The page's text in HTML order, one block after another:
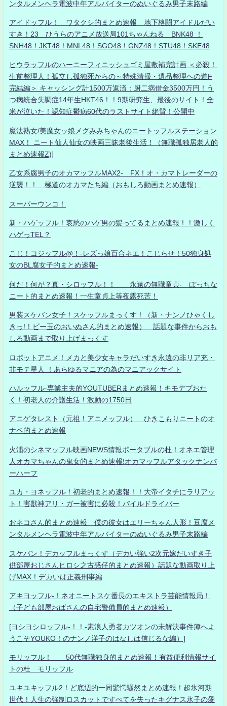
ンタルメンヘラ電波中年アルバイターのぬいぐるみ男子末路編
アイドッフル！ ワタクシ的まとめ速報 地下格闘アイドルだい
すき！23 ひうらのアニメ放送局101ちゃんねる BNK48 ！
SNH48！JKT48！MNL48！SGO48！GNZ48！STU48！SKE48
ヒウラッフルのハーニーフィニッシュゴミ屋敷補完計画 ＜必殺！
生前整理人！孤立し孤独死からの～特殊清掃・遺品整理への道F
完結編＞ キャッシング計1500万返済：厨二病借金3500万円！う
つ病統合失調症14年生HKT46！！9期研究生、最後のサイト！全
米が泣いた！認知症鬱病60代のラストサイト絶賛！公開中
魔法熟女/美魔女ッ娘メグみみちゃんのニートッフルステーション
MAX！ ニート仙人仙女の映画三昧老後生活！（無職孤独居老人的
まとめ速報Z)]
乙女系腐男子のオカマッフルMAX2- FX！オ・カマトレーダーの
逆襲！！ 極道のオカマたち編（おもしろ動画まとめ速報）
スーパーウンコ！
新・ハゲッフル！哀愁のハゲ男の髪ってるまとめ速報！！激しく
ハゲっTEL？
こじ！コジッフル@！-レズっ娘百合ネエ！こじらせ！50独身処
女のBL腐女子的まとめ速報-
何だ！何が？真・シロッフル！！ 永遠の無職童貞- ぼっちな
ニート的まとめ速報！一生童貞上等夜露死苦！
男装スケバン女子！スケッフルまっくす！（新・ナンノひゃくし
きっ!！ビー玉のおいぬさん的まとめ速報） 話題な事件からおも
しろ動画まで取り上げまっくす
ロボットアニメ！メカと美少女キャラだいすき永遠の非リア充・
非モテ星人 ！あらゆるマニアの為のマニアックサイト
ハルッフル-専業主夫的YOUTUBERまとめ速報！キモデブおた
く！初老人の介護生活！激動の1750日
アニゲタレスト（元祖！アニメッフル） ひきこもりニートのオ
ナベ的まとめ速報
火浦のシネマッフル映画NEWS情報ポータブルの杜！オネエ管理
人オカマちゃんの鬼女的まとめ速報!オカマッフルアタックナンバ
ーハーフ
ユカ・ヨネッフル！初老的まとめ速報！！大帝イタチにラリアッ
ト！害獣神アリ・ガー被害に必殺！パイルドライバー
おネコさん的まとめ速報 僕の彼女はエリーちゃん人形！豆腐メ
ンタルメンヘラ電波中年アルバイターのぬいぐるみ男子末路編
スケバン！デカッフルまっくす（デカい強い2次元嫁だいすき子
供部屋おじさんヒロシ之古惑仔的まとめ速報）話題な動画取り上
げMAX！デカいは正義刑事編
アキヨッフル-！ネオニートスケ番長のエキストラ芸能情報局！
（子ども部屋おばさんの自宅警備員的まとめ速報）
[ヨシヨシロッフル-！！-素浪人勇者カツオンの未解決事件簿へよ
うこそYOUKO！のナンノ洋子のはなしは信じるな編）]
モリッフル！ 50代無職独身的まとめ速報！有益便利情報サイ
トの杜 モリッフル
ユキユキッフル2！ど底辺的一同驚愕騒然まとめ速報！超氷河期
世代！人生の強制ロスカットですべてを失ったキグナス氷子の愛